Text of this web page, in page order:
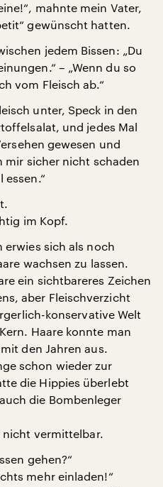
mahnte mein Vater,
gewünscht hatten.
jedem Bissen: „Du
– „Wenn du so
vom Fleisch ab.“
unter, Speck in den
und jedes Mal
gewesen und
mir sicher nicht schaden
essen.“
im Kopf.
erwies sich als noch
wachsen zu lassen.
ein sichtbareres Zeichen
aber Fleischverzicht
konservative Welt
Haare konnte man
den Jahren aus.
schon wieder zur
die Hippies überlebt
die Bombenleger
nicht vermittelbar.
gehen?“
mehr einladen!“